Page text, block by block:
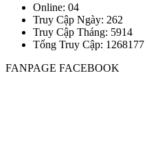
Online: 04
Truy Cập Ngày: 262
Truy Cập Tháng: 5914
Tổng Truy Cập: 1 2681 77
FANPAGE FACEBOOK